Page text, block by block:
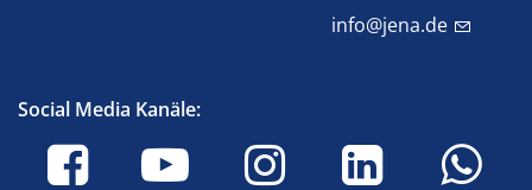
info@jena.de
Social Media Kanäle: